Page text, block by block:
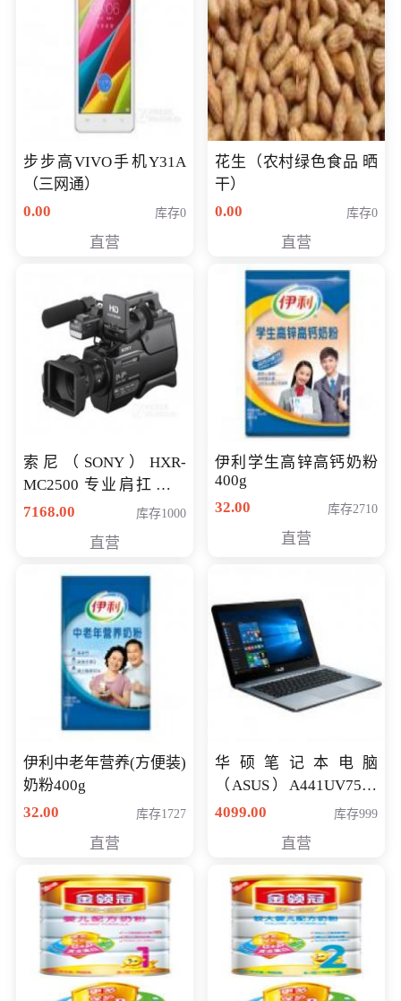
步步高VIVO手机Y31A
（三网通）
0.00
库存0
直营
花生（农村绿色食品 晒
干）
0.00
库存0
直营
索尼（SONY）HXR-
MC2500 专业肩扛式存
储卡全高清摄录一体机
清入门级摄像机
7168.00 库存1000
直营
伊利学生高锌高钙奶粉
400g
32.00
库存2710
直营
伊利中老年营养(方便装)
奶粉400g
32.00
库存1727
直营
华硕笔记本电脑
（ASUS）A441UV7500
顽石（7代i7-7500U 4G
4099.00 库存999
直营